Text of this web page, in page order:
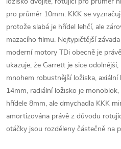
pro průměr 10mm. KKK se
protože slabá je hřídel lehčí, ale
mazacího filmu. Nejtypičtější
moderní motory TDi obecně je
ukazuje, že Garrett je sice
mnohem robustnější ložiska,
14mm, radiální ložisko je
hřídele 8mm, ale dmychadla KKK
amortizována právě z důvodu
otáčky jsou rozděleny částečně na